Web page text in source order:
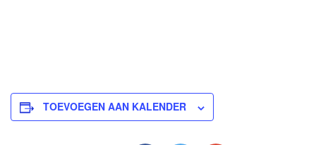
TOEVOEGEN AAN KALENDER